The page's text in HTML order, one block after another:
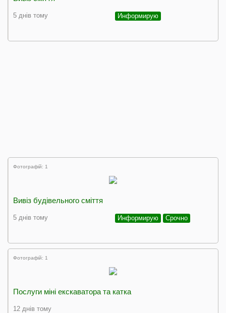
5 днів тому Информирую
Фотографій: 1
Вивіз будівельного сміття
5 днів тому Информирую Срочно
Фотографій: 1
Послуги міні екскаватора та катка
12 днів тому